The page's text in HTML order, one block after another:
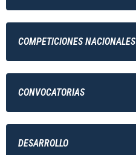
COMPETICIONES NACIONALES
CONVOCATORIAS
DESARROLLO